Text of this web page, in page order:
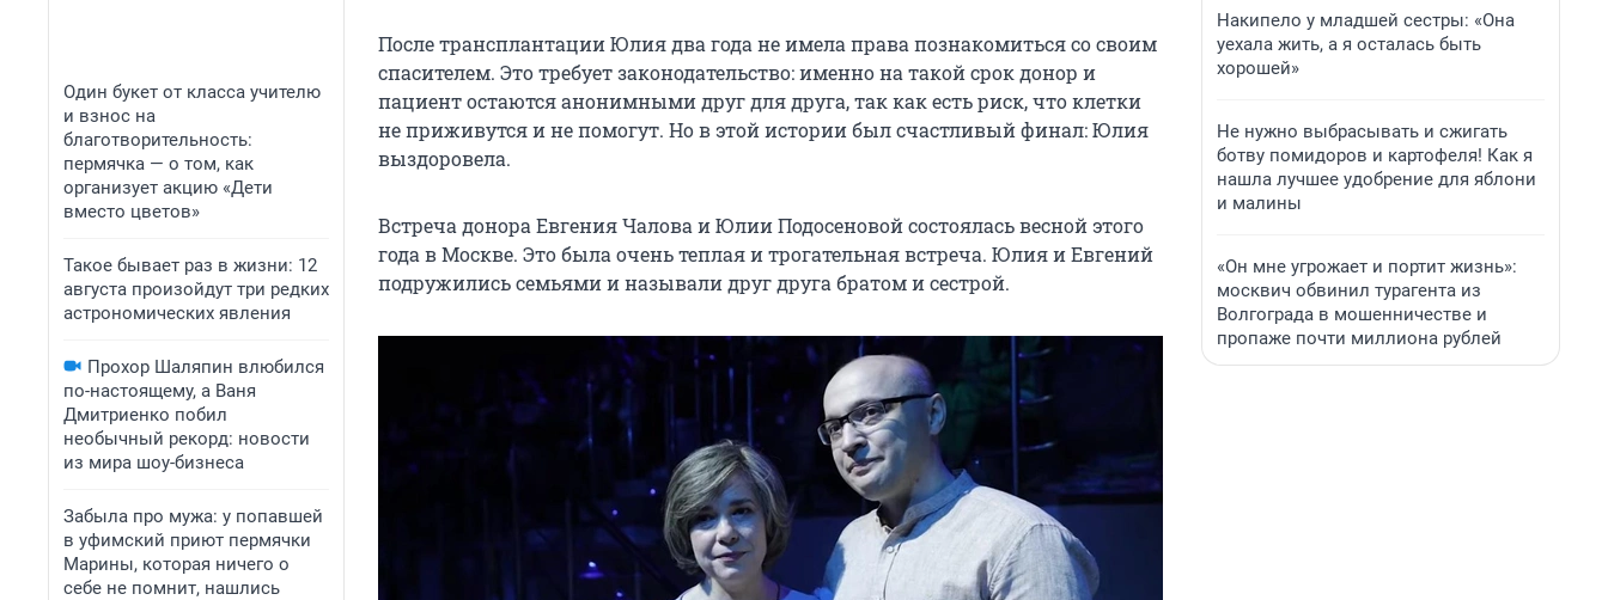
Один букет от класса учителю
и взнос на
благотворительность:
пермячка — о том, как
организует акцию «Дети
вместо цветов»
Такое бывает раз в жизни: 12
августа произойдут три редких
астрономических явления
Прохор Шаляпин влюбился
по-настоящему, а Ваня
Дмитриенко побил
необычный рекорд: новости
из мира шоу-бизнеса
Забыла про мужа: у попавшей
в уфимский приют пермячки
Марины, которая ничего о
себе не помнит, нашлись
После трансплантации Юлия два года не имела права познакомиться со своим
спасителем. Это требует законодательство: именно на такой срок донор и
пациент остаются анонимными друг для друга, так как есть риск, что клетки
не приживутся и не помогут. Но в этой истории был счастливый финал: Юлия
выздоровела.
Встреча донора Евгения Чалова и Юлии Подосеновой состоялась весной этого
года в Москве. Это была очень теплая и трогательная встреча. Юлия и Евгений
подружились семьями и называли друг друга братом и сестрой.
Накипело у младшей сестры: «Она
уехала жить, а я осталась быть
хорошей»
Не нужно выбрасывать и сжигать
ботву помидоров и картофеля! Как я
нашла лучшее удобрение для яблони
и малины
«Он мне угрожает и портит жизнь»:
москвич обвинил турагента из
Волгограда в мошенничестве и
пропаже почти миллиона рублей